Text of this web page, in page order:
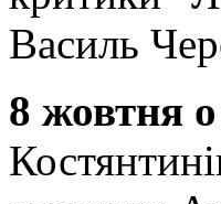
Василь
8 жовтня